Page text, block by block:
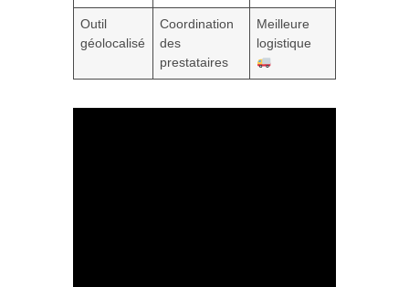
Outil
géolocalisé
Coordination
des
prestataires
Meilleure
logistique